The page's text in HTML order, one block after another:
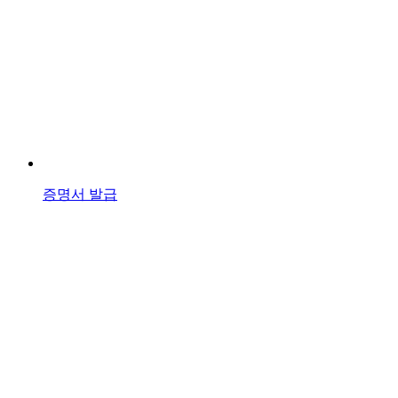
증명서 발급